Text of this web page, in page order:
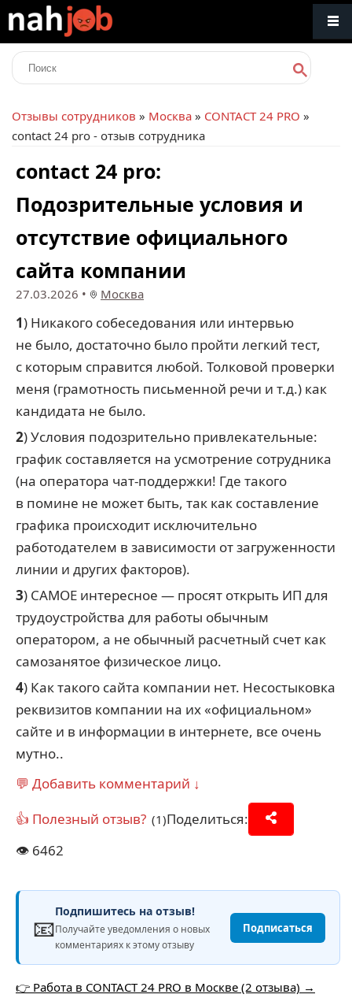
Отзывы сотрудников » Москва » CONTACT 24 PRO »
contact 24 pro - отзыв сотрудника
contact 24 pro:
Подозрительные условия и
отсутствие официального
сайта компании
27.03.2026 • Москва
1) Никакого собеседования или интервью
не было, достаточно было пройти легкий тест,
с которым справится любой. Толковой проверки
меня (грамотность письменной речи и т.д.) как
кандидата не было.
2) Условия подозрительно привлекательные:
график составляется на усмотрение сотрудника
(на оператора чат-поддержки! Где такого
в помине не может быть, так как составление
графика происходит исключительно
работодателем в зависимости от загруженности
линии и других факторов).
3) САМОЕ интересное — просят открыть ИП для
трудоустройства для работы обычным
оператором, а не обычный расчетный счет как
самозанятое физическое лицо.
4) Как такого сайта компании нет. Несостыковка
реквизитов компании на их «официальном»
сайте и в информации в интернете, все очень
мутно..
💬 Добавить комментарий ↓
👍 Полезный отзыв? (1)Поделиться:
👁️ 6462
📧
Подпишитесь на отзыв!
Получайте уведомления о новых
комментариях к этому отзыву
Подписаться
👉 Работа в CONTACT 24 PRO в Москве (2 отзыва) →